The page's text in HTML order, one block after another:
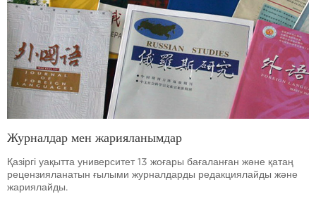
Журналдар мен жарияланымдар
Қазіргі уақытта университет 13 жоғары бағаланған және қатаң
рецензияланатын ғылыми журналдарды редакциялайды және
жариялайды.